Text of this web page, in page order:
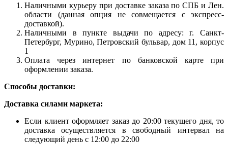
Наличными курьеру при доставке заказа по СПБ и Лен.
области (данная опция не совмещается с экспресс-
доставкой).
Наличными в пункте выдачи по адресу: г. Санкт-
Петербург, Мурино, Петровский бульвар, дом 11, корпус
1
Оплата через интернет по банковской карте при
оформлении заказа.
Способы доставки:
Доставка силами маркета:
Если клиент оформляет заказ до 20:00 текущего дня, то
доставка осуществляется в свободный интервал на
следующий день с 12:00 до 22:00